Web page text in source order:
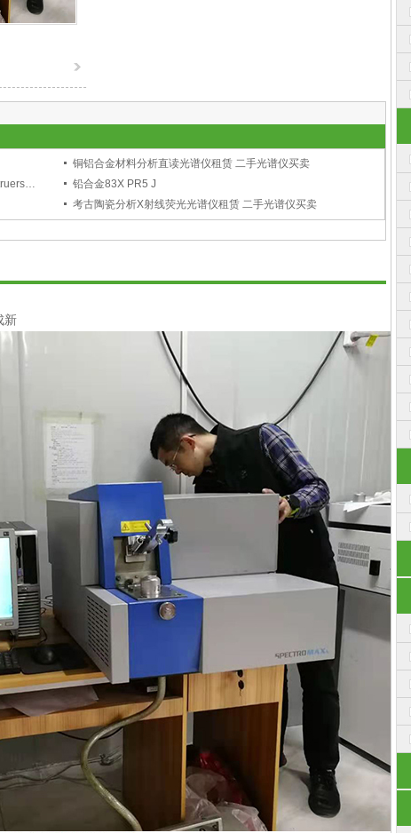
铜铝合金材料分析直读光谱仪租赁 二手光谱仪买卖
STRUCTUREEXPERT 金相分析仪 金相分析设备 Struers司特尔
铅合金83X PR5 J
考古陶瓷分析X射线荧光光谱仪租赁 二手光谱仪买卖
新